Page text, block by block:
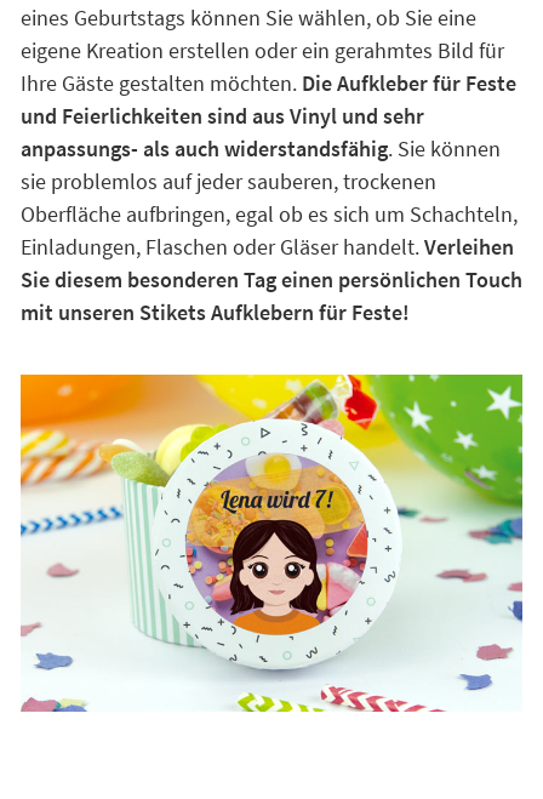
eines Geburtstags können Sie wählen, ob Sie eine
eigene Kreation erstellen oder ein gerahmtes Bild für
Ihre Gäste gestalten möchten. Die Aufkleber für Feste
und Feierlichkeiten sind aus Vinyl und sehr
anpassungs- als auch widerstandsfähig. Sie können
sie problemlos auf jeder sauberen, trockenen
Oberfläche aufbringen, egal ob es sich um Schachteln,
Einladungen, Flaschen oder Gläser handelt.Verleihen
Sie diesem besonderen Tag einen persönlichen Touch
mit unseren Stikets Aufklebern für Feste!